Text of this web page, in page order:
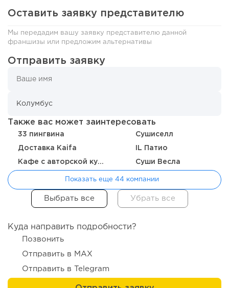
141
интернет-магазине...
Оставить заявку представителю
Мы передадим вашу заявку представителю данной
франшизы или предложим альтернативы
Отправить заявку
Также вас может заинтересовать
33 пингвина Сушиселл
Доставка Kaifa IL Патио
Кафе с авторской кухней "Здрасте" Суши Весла
Показать еще 44 компании
Куда направить подробности?
Позвонить
Отправить в MAX
Отправить в Telegram